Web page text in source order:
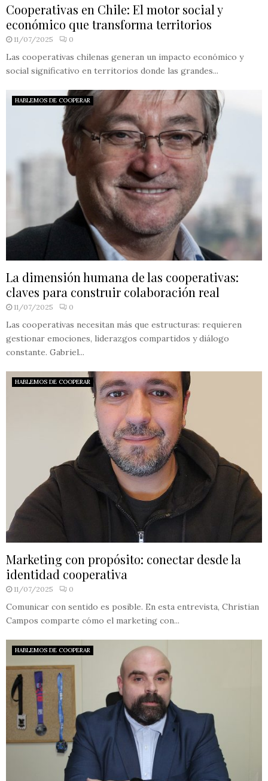
Cooperativas en Chile: El motor social y
económico que transforma territorios
11/07/2025 0
Las cooperativas chilenas generan un impacto económico y
social significativo en territorios donde las grandes...
HABLEMOS DE COOPERAR
La dimensión humana de las cooperativas:
claves para construir colaboración real
11/07/2025 0
Las cooperativas necesitan más que estructuras: requieren
gestionar emociones, liderazgos compartidos y diálogo
constante. Gabriel...
HABLEMOS DE COOPERAR
Marketing con propósito: conectar desde la
identidad cooperativa
11/07/2025 0
Comunicar con sentido es posible. En esta entrevista, Christian
Campos comparte cómo el marketing con...
HABLEMOS DE COOPERAR